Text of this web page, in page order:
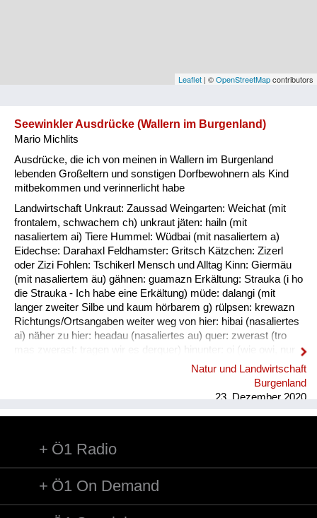
Vorarlberg
Natur und Landwirtschaft
Fluchen und Reden
Mensch, Tier und Alltag
Schmankerln und
Kulinarisches
Leaflet | ©OpenStreetMapcontributors
Seewinkler Ausdrücke (Wallern im Burgenland)
Mario Michlits
Ausdrücke, die ich von meinen in Wallern im Burgenland
lebenden Großeltern und sonstigen Dorfbewohnern als Kind
mitbekommen und verinnerlicht habe
Landwirtschaft Unkraut: Zaussad Weingarten: Weichat (mit
frontalem, schwachem ch) unkraut jäten: hailn (mit
nasaliertem ai) Tiere Hummel: Wüdbai (mit nasaliertem a)
Eidechse: Darahaxl Feldhamster: Gritsch Kätzchen: Zizerl
oder Zizi Fohlen: Tschikerl Mensch und Alltag Kinn: Giermäu
(mit nasaliertem äu) gähnen: guamazn Erkältung: Strauka (i ho
die Strauka - Ich habe eine Erkältung) müde: dalangi (mit
langer zweiter Silbe und kaum hörbarem g) rülpsen: krewazn
Richtungs/Ortsangaben weiter weg von hier: hibai (nasaliertes
ai) näher zu hier: headau (nasaliertes au) quer: zwerast (tro
mas zwerast: tragen wir es derquer) hinunter: oi (wie owi, nur
das w ist stumm) hinunter (und zwar in Richtung des
Sprechers): oana (kim oana - komm herunter, und zwar zu
mir) weg: dui (kais dui - wirf es weg) werfen: kai (nasaliertes
Natur und Landwirtschaft
Burgenland
23. Dezember 2020
Ö1 Radio
Ö1 On Demand